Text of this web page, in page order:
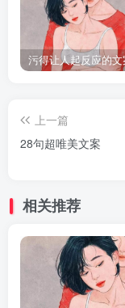
污得让人起反应的文
上一篇
28句超唯美文案
相关推荐